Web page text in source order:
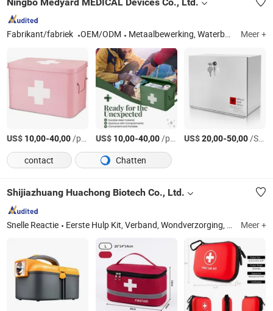
Fabrikant/fabriek OEM/ODM Metaalbewerking, Waterbak en Sleufkit, CNC Computerbesturingskioskstand, Stoomstrijkijzerkast met alarm voor AED-defibrillator, Noodkasten, AED-kasten met buitensysteem met mechanische vergrendeling, AED Meer +
US$ 10,00-40,00/pcs US$ 10,00-40,00/pcs US$20,00-50,00/Stuk
contact
Chatten
Shijiazhuang Huachong Biotech Co., Ltd.
Snelle Reactie Eerste Hulp Kit, Verband, Wondverzorging, Medische Verbruiksartikelen, Veiligheidsbescherming, Eerste Hulp Product, Eerste Hulp Benodigdheden Meer +